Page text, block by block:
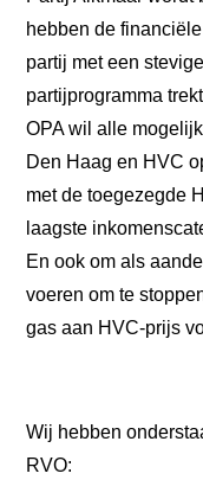
hebben de
partij met een
partijprogramma
OPA wil alle
Den Haag en HVC
met de toegezegde
laagste
En ook om als
voeren om te
gas aan HVC-prijs
Wij hebben
RVO: